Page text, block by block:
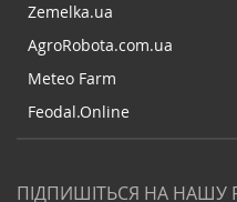
Zemelka.ua
AgroRobota.com.ua
Meteo Farm
Feodal.Online
ПІДПИШІТЬСЯ НА НАШУ